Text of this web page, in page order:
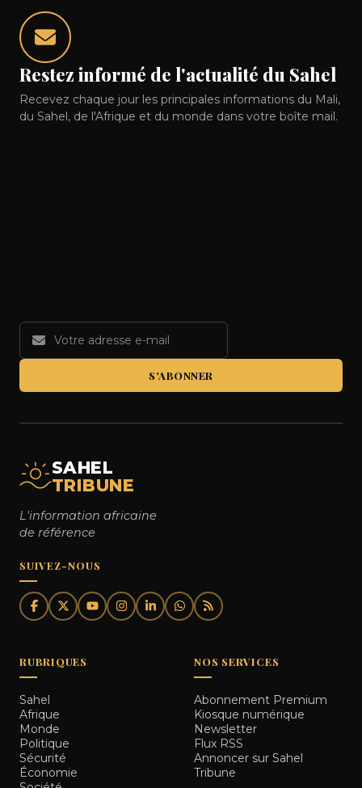
Restez informé de l'actualité du Sahel
Recevez chaque jour les principales informations du Mali,
du Sahel, de l'Afrique et du monde dans votre boîte mail.
S'ABONNER
SAHEL
TRIBUNE
L'information africaine
de référence
SUIVEZ-NOUS
RUBRIQUES
Sahel
Afrique
Monde
Politique
Sécurité
Économie
NOS SERVICES
Abonnement Premium
Kiosque numérique
Newsletter
Flux RSS
Annoncer sur Sahel
Tribune